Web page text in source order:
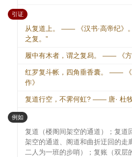
引证：
从复道上。 —— 《汉书·高帝纪》
之复。”
履中有木者，谓之复舄。 —— 《方
红罗复斗帐，四角垂香囊。 —— 《
作》
复道行空，不霁何虹? —— 唐· 杜牧
例如 ：
复道（楼阁间架空的通道）；复道
架空的通道、阁道和曲折迂回的走
二人为一班的步哨）；复账（双层